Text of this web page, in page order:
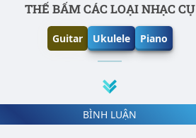
THẾ BẤM CÁC LOẠI NHẠC CỤ
Guitar Ukulele Piano
BÌNH LUẬN